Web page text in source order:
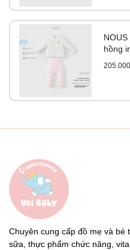
hồng
Chuyên cung cấp đồ mẹ và bé
sữa, thực phẩm chức năng,